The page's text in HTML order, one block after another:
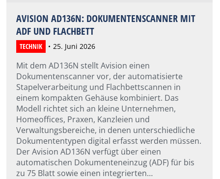
AVISION AD136N: DOKUMENTENSCANNER MIT
ADF UND FLACHBETT
TECHNIK 25. Juni 2026
Mit dem AD136N stellt Avision einen
Dokumentenscanner vor, der automatisierte
Stapelverarbeitung und Flachbettscannen in
einem kompakten Gehäuse kombiniert. Das
Modell richtet sich an kleine Unternehmen,
Homeoffices, Praxen, Kanzleien und
Verwaltungsbereiche, in denen unterschiedliche
Dokumententypen digital erfasst werden müssen.
Der Avision AD136N verfügt über einen
automatischen Dokumenteneinzug (ADF) für bis
zu 75 Blatt sowie einen integrierten…